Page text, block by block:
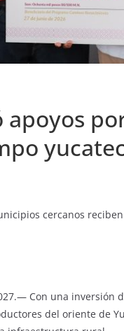
cercanos
Con una inversión
del oriente de